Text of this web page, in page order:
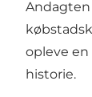
opleve
historie.